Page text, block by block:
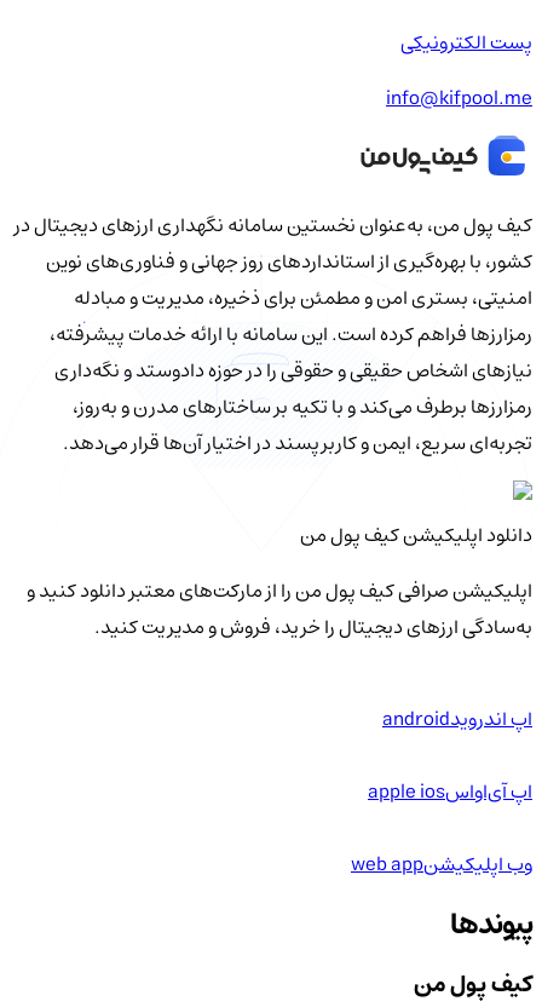
پست الکترونیکی
info@kifpool.me
کیف‌ پول من، به‌عنوان نخستین سامانه نگهداری ارزهای دیجیتال در
کشور، با بهره‌گیری از استانداردهای روز جهانی و فناوری‌های نوین
امنیتی، بستری امن و مطمئن برای ذخیره، مدیریت و مبادله
رمزارزها فراهم کرده است. این سامانه با ارائه خدمات پیشرفته،
نیازهای اشخاص حقیقی و حقوقی را در حوزه دادوستد و نگه‌داری
رمزارزها برطرف می‌کند و با تکیه بر ساختارهای مدرن و به‌روز،
تجربه‌ای سریع، ایمن و کاربرپسند در اختیار آن‌ها قرار می‌دهد.
دانلود اپلیکیشن کیف‌ پول من
اپلیکیشن صرافی کیف پول من را از مارکت‌های معتبر دانلود کنید و
به‌سادگی ارزهای دیجیتال را خرید، فروش و مدیریت کنید.
اپ اندرویدandroid
اپ آی‌او‌اسapple ios
وب اپلیکیشنweb app
پیوندها
کیف پول من